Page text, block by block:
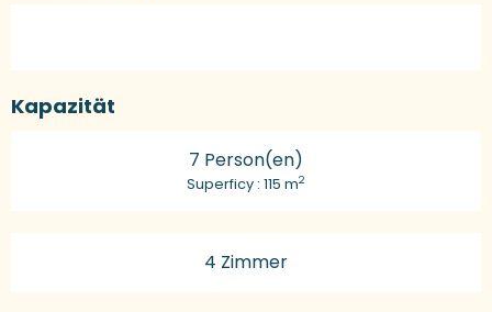
Kapazität
7 Person(en)
Superficy : 115 m2
4 Zimmer